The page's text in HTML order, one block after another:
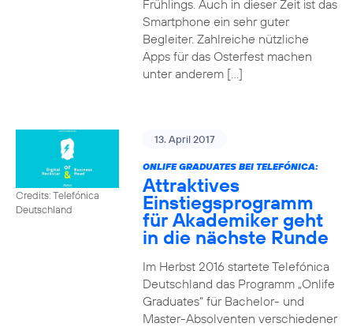
Frühlings. Auch in dieser Zeit ist das
Smartphone ein sehr guter
Begleiter. Zahlreiche nützliche
Apps für das Osterfest machen
unter anderem […]
Credits: Telefónica
Deutschland
13. April 2017
ONLIFE GRADUATES BEI TELEFÓNICA:
Attraktives
Einstiegsprogramm
für Akademiker geht
in die nächste Runde
Im Herbst 2016 startete Telefónica
Deutschland das Programm „Onlife
Graduates“ für Bachelor- und
Master-Absolventen verschiedener